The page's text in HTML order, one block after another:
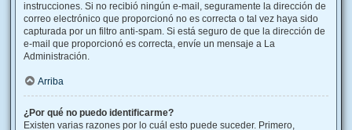
instrucciones. Si no recibió ningún e-mail, seguramente la dirección de
correo electrónico que proporcionó no es correcta o tal vez haya sido
capturada por un filtro anti-spam. Si está seguro de que la dirección de
e-mail que proporcionó es correcta, envíe un mensaje a La
Administración.
Arriba
¿Por qué no puedo identificarme?
Existen varias razones por lo cuál esto puede suceder. Primero,